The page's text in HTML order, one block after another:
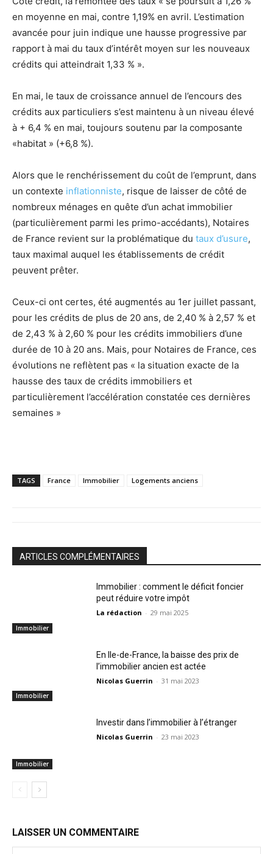
en moyenne en mai, contre 1,19% en avril. L’estimation
avancée pour juin indique une hausse progressive par
rapport à mai du taux d’intérêt moyen sur les nouveaux
crédits qui atteindrait 1,33 % ».
En mai, le taux de croissance annuel de l’encours des
crédits aux particuliers s’est maintenu à un niveau élevé
à + 6,4 % en mai, toujours soutenu par la composante
«habitat » (+6,8 %).
Alors que le renchérissement du coût de l’emprunt, dans
un contexte inflationniste, risque de laisser de côté de
nombreux ménages en quête d’un achat immobilier
(particulièrement parmi les primo-accédants), Notaires
de France revient sur la problématique du taux d’usure,
taux maximal auquel les établissements de crédit
peuvent prêter.
Ceux-ci ont certes, été augmentés au 1er juillet passant,
pour les crédits de plus de 20 ans, de 2,40 % à 2,57 % et
de 2,43 % à 2,60 % pour les crédits immobiliers d’une
durée de 10 à 20 ans. Mais, pour Notaires de France, ces
évolutions ne reflètent pas « la situation exacte de la
hausse des taux de crédits immobiliers et
particulièrement l’accélération constatée ces dernières
semaines »
TAGS France Immobilier Logements anciens
ARTICLES COMPLÉMENTAIRES
Immobilier
Immobilier : comment le déficit foncier
peut réduire votre impôt
La rédaction - 29 mai 2025
Immobilier
En Ile-de-France, la baisse des prix de
l’immobilier ancien est actée
Nicolas Guerrin - 31 mai 2023
Immobilier
Investir dans l’immobilier à l’étranger
Nicolas Guerrin - 23 mai 2023
LAISSER UN COMMENTAIRE